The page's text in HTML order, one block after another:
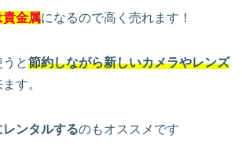
貴金属になるので高く売れます！
うと節約しながら新しいカメラやレンズ
す。
レンタルするのもオススメです